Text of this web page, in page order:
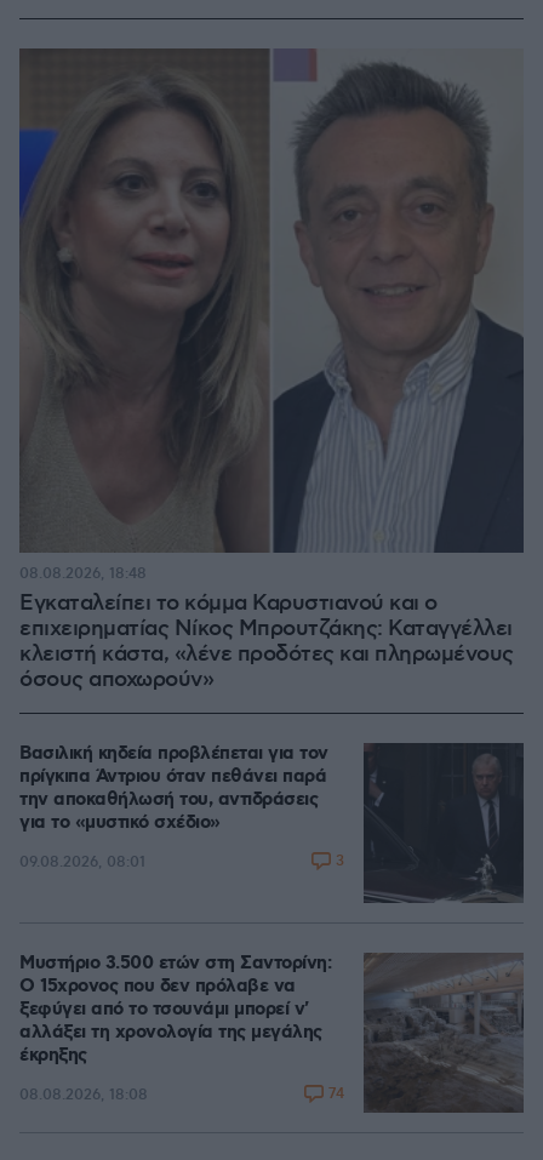
Εγκαταλείπει το κόμμα Καρυστιανού και ο
επιχειρηματίας Νίκος Μπρουτζάκης: Καταγγέλλει
κλειστή κάστα, «λένε προδότες και πληρωμένους
όσους αποχωρούν»
08.08.2026, 18:48
Βασιλική κηδεία προβλέπεται για τον
πρίγκιπα Άντριου όταν πεθάνει παρά
την αποκαθήλωσή του, αντιδράσεις
για το «μυστικό σχέδιο»
09.08.2026, 08:01 3
Μυστήριο 3.500 ετών στη Σαντορίνη:
Ο 15χρονος που δεν πρόλαβε να
ξεφύγει από το τσουνάμι μπορεί ν'
αλλάξει τη χρονολογία της μεγάλης
έκρηξης
08.08.2026, 18:08 74